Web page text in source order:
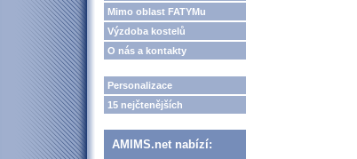
Mimo oblast FATYMu
Výzdoba kostelů
O nás a kontakty
Personalizace
15 nejčtenějších
AMIMS.net nabízí: